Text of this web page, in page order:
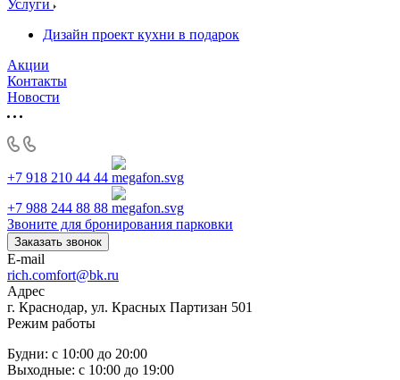
Услуги
Дизайн проект кухни в подарок
Акции
Контакты
Новости
+7 918 210 44 44
+7 988 244 88 88
Звоните для бронирования парковки
Заказать звонок
E-mail
rich.comfort@bk.ru
Адрес
г. Краснодар, ул. Красных Партизан 501
Режим работы
Будни: с 10:00 до 20:00
Выходные: с 10:00 до 19:00